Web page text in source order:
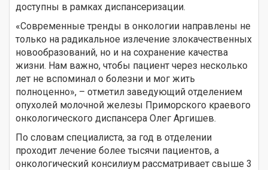
доступны в рамках диспансеризации.
«Современные тренды в онкологии направлены не
только на радикальное излечение злокачественных
новообразований, но и на сохранение качества
жизни. Нам важно, чтобы пациент через несколько
лет не вспоминал о болезни и мог жить
полноценно», – отметил заведующий отделением
опухолей молочной железы Приморского краевого
онкологического диспансера Олег Аргишев.
По словам специалиста, за год в отделении
проходит лечение более тысячи пациентов, а
онкологический консилиум рассматривает свыше 3